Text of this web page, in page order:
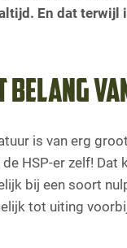
En dat terwijl
belang
is van erg
HSP-er zelf! Dat
bij een soort
tot uiting